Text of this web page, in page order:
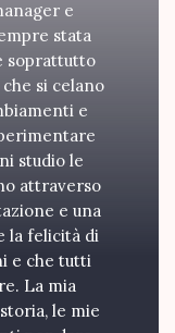
e
stata
soprattutto
si celano
e
studio le
attraverso
e una
la felicità di
e che tutti
La mia
le mie